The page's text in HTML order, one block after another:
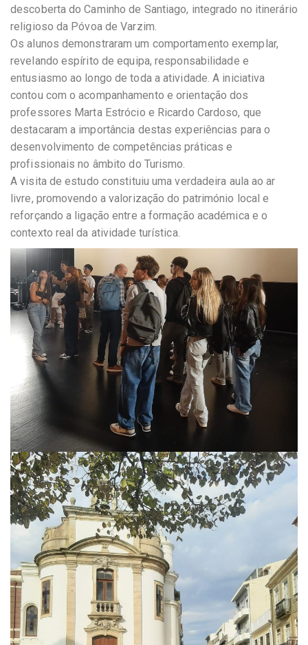
descoberta do Caminho de Santiago, integrado no itinerário
religioso da Póvoa de Varzim.
Os alunos demonstraram um comportamento exemplar,
revelando espírito de equipa, responsabilidade e
entusiasmo ao longo de toda a atividade. A iniciativa
contou com o acompanhamento e orientação dos
professores Marta Estrócio e Ricardo Cardoso, que
destacaram a importância destas experiências para o
desenvolvimento de competências práticas e
profissionais no âmbito do Turismo.
A visita de estudo constituiu uma verdadeira aula ao ar
livre, promovendo a valorização do património local e
reforçando a ligação entre a formação académica e o
contexto real da atividade turística.